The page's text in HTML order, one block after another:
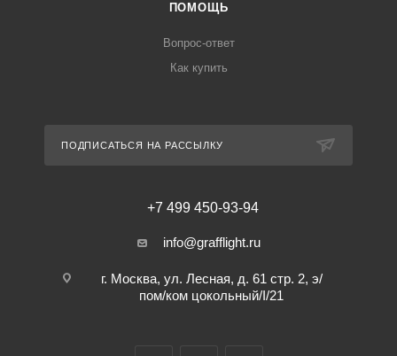
ПОМОЩЬ
Вопрос-ответ
Как купить
ПОДПИСАТЬСЯ НА РАССЫЛКУ
+7 499 450-93-94
info@grafflight.ru
г. Москва, ул. Лесная, д. 61 стр. 2, э/
пом/ком цокольный/I/21